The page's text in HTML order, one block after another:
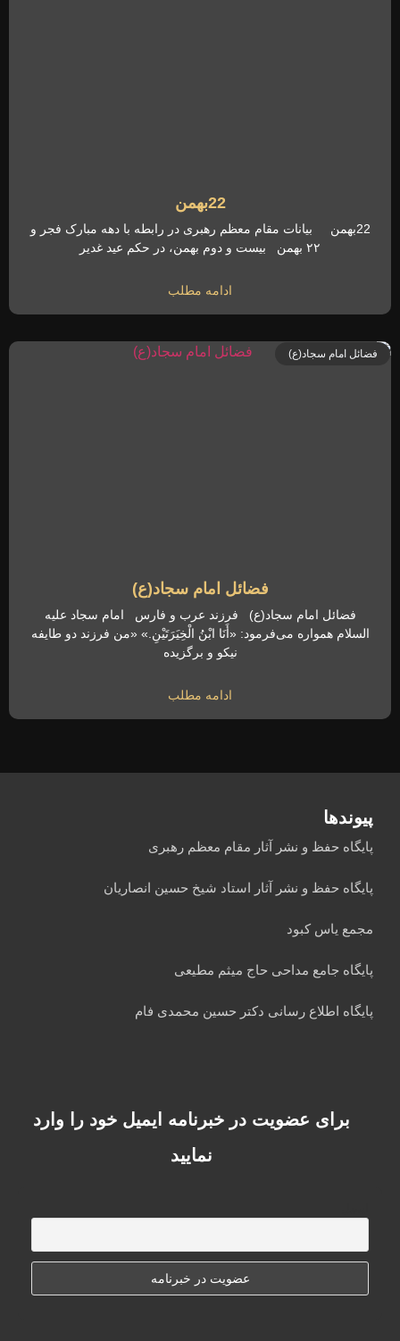
22بهمن
22بهمن بیانات مقام معظم رهبری در رابطه با دهه مبارک فجر و
۲۲ بهمن بیست و دوم بهمن، در حکم عید غدیر
ادامه مطلب
فضائل امام سجاد(ع)
فضائل امام سجاد(ع)
فضائل امام سجاد(ع) فرزند عرب و فارس امام سجاد علیه
السلام همواره می‌فرمود: «أَنَا ابْنُ الْخِیَرَتَیْنِ.» «من فرزند دو طایفه
نیکو و برگزیده
ادامه مطلب
پیوندها
پایگاه حفظ و نشر آثار مقام معظم رهبری
پایگاه حفظ و نشر آثار استاد شیخ حسین انصاریان
مجمع یاس کبود
پایگاه جامع مداحی حاج میثم مطیعی
پایگاه اطلاع رسانی دکتر حسین محمدی فام
برای عضویت در خبرنامه ایمیل خود را وارد
نمایید